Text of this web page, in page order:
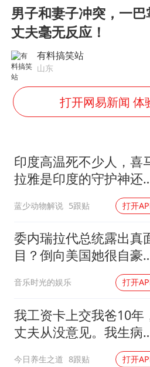
你常吃的
男子和妻子冲突，一巴
丈夫毫无反应！
有料搞笑站
山东
打开网易新闻 体
印度高温死不少人，喜
拉雅是印度的守护神还
蓝少动物解说 5跟贴 打开
委内瑞拉代总统露出真
目？倒向美国她很自豪
【独家】7月30号，委
总统罗德里格斯竟突然
炮怒点马杜罗，扬言马杜
罗的外交政策简直
音乐时光的娱乐 打开
我工资卡上交我爸10年
丈夫从没意见。我生病
今日养生之道 8跟贴 打开